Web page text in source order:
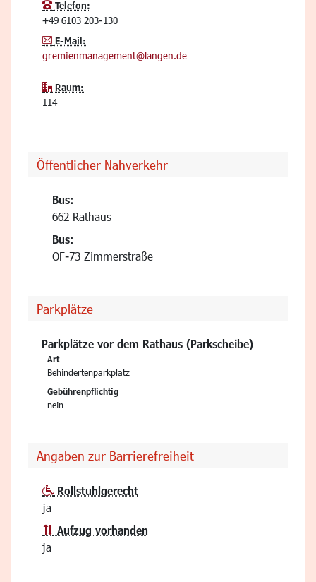
Telefon:
+49 6103 203-130
E-Mail:
gremienmanagement@langen.de
Raum:
114
Öffentlicher Nahverkehr
Bus:
662 Rathaus
Bus:
OF-73 Zimmerstraße
Parkplätze
Parkplätze vor dem Rathaus (Parkscheibe)
Art
Behindertenparkplatz
Gebührenpflichtig
nein
Angaben zur Barrierefreiheit
Rollstuhlgerecht
ja
Aufzug vorhanden
ja